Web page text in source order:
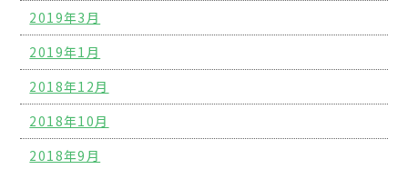
2019年3月
2019年1月
2018年12月
2018年10月
2018年9月